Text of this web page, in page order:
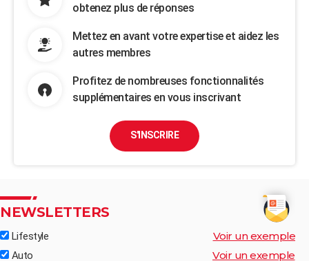
obtenez plus de réponses
Mettez en avant votre expertise et aidez les
autres membres
Profitez de nombreuses fonctionnalités
supplémentaires en vous inscrivant
S'INSCRIRE
NEWSLETTERS
Lifestyle Voir un exemple
Auto Voir un exemple